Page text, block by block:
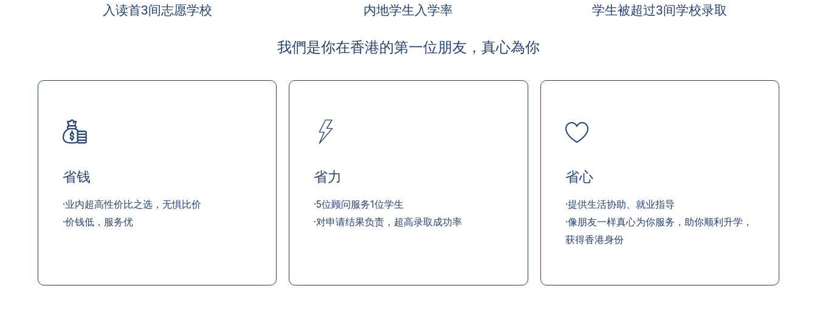
入读首3间志愿学校 内地学生入学率 学生被超过3间学校录取
我們是你在香港的第一位朋友，真心為你
省钱
·业内超高性价比之选，无惧比价
·价钱低，服务优
省力
·5位顾问服务1位学生
·对申请结果负责，超高录取成功率
省心
·提供生活协助、就业指导
·像朋友一样真心为你服务，助你顺利升学，
获得香港身份